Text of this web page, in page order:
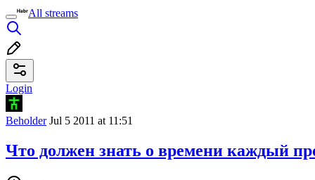
All streams
Login
BeholderJul 5 2011 at 11:51
Что должен знать о времени каждый